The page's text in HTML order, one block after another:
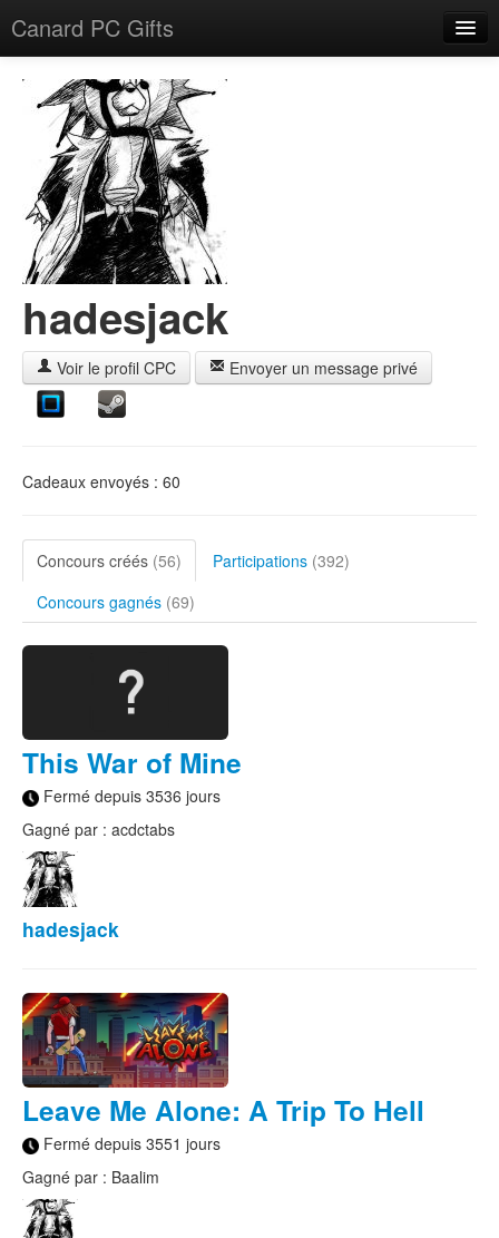
Canard PC Gifts
F.A.Q.
hadesjack
Voir le profil CPC Envoyer un message privé
Cadeaux envoyés : 60
Concours créés (56) Participations (392)
Concours gagnés (69)
This War of Mine
Fermé depuis 3536 jours
Gagné par : acdctabs
hadesjack
Leave Me Alone: A Trip To Hell
Fermé depuis 3551 jours
Gagné par : Baalim